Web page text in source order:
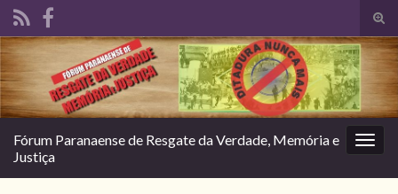
de
Search for:
Fórum Paranaense de Resgate da Verdade, Memória e
Justiça